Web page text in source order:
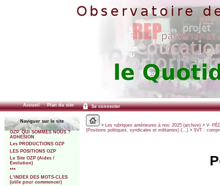
Accueil Plan du site Se connecter
Naviguer sur le site
OZP. QUI SOMMES NOUS ?
ADHESION
Les PRODUCTIONS OZP
LES POSITIONS OZP
Le Site OZP (Aides /
Evolution)
***
L’INDEX DES MOTS-CLES
(utile pour commencer)
> Les rubriques antérieures à nov. 2025 (archive)> V-
(Positions politiques, syndicales et militantes) (…)> SVT :